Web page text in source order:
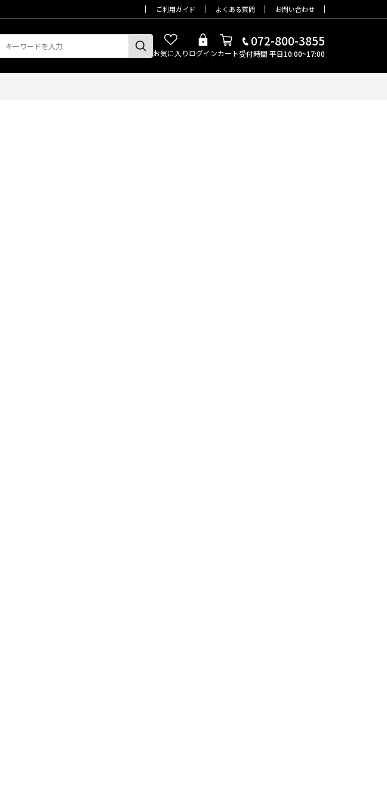
ご利用ガイド よくある質問 お問い合わせ
お気に入りログインカート
072-800-3855
受付時間 平日10:00~17:00